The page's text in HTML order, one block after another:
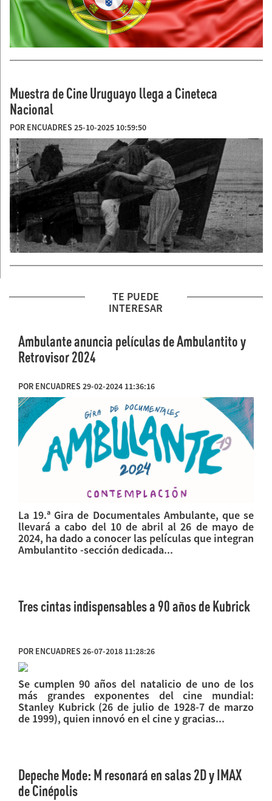
Muestra de Cine Uruguayo llega a Cineteca
Nacional
POR ENCUADRES 25-10-2025 10:59:50
TE PUEDE
INTERESAR
Ambulante anuncia películas de Ambulantito y
Retrovisor 2024
POR ENCUADRES 29-02-2024 11:36:16
La 19.ª Gira de Documentales Ambulante, que se
llevará a cabo del 10 de abril al 26 de mayo de
2024, ha dado a conocer las películas que integran
Ambulantito -sección dedicada...
Tres cintas indispensables a 90 años de Kubrick
POR ENCUADRES 26-07-2018 11:28:26
Se cumplen 90 años del natalicio de uno de los
más grandes exponentes del cine mundial:
Stanley Kubrick (26 de julio de 1928-7 de marzo
de 1999), quien innovó en el cine y gracias...
Depeche Mode: M resonará en salas 2D y IMAX
de Cinépolis